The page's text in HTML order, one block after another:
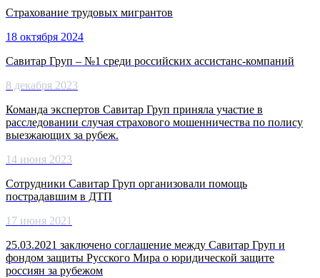
Страхование трудовых мигрантов
18 октября 2024
Савитар Груп – №1 среди российских ассистанс-компаний
8 декабря 2023
Команда экспертов Савитар Груп приняла участие в
расследовании случая страхового мошенничества по полису
выезжающих за рубеж.
14 июня 2023
Cотрудники Савитар Груп организовали помощь
пострадавшим в ДТП
17 июня 2021
25.03.2021 заключено соглашение между Савитар Груп и
фондом защиты Русского Мира о юридической защите
россиян за рубежом